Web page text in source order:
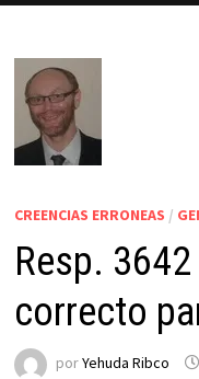
CREENCIAS ERRONEAS /
Resp.
correcto
porYehuda Ribco